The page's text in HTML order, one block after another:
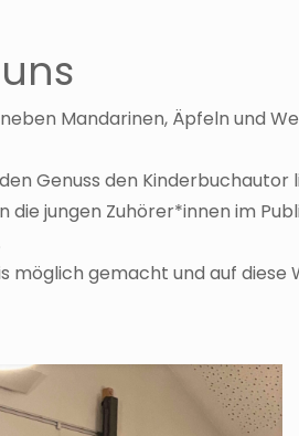
Mandarinen, Äpfeln und
Genuss den
jungen Zuhörer*innen im
möglich gemacht und auf diese